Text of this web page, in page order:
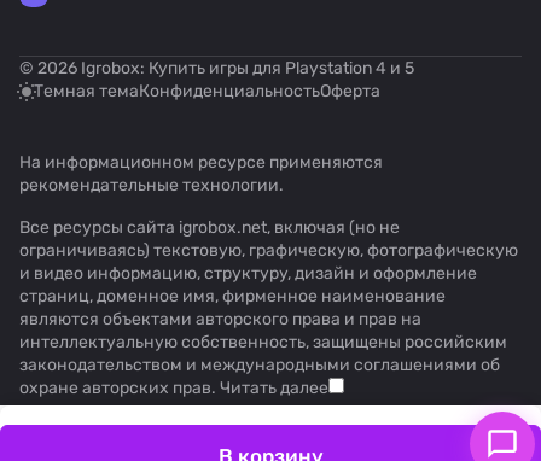
В корзину
© 2026 Igrobox: Купить игры для Playstation 4 и 5
Темная темаКонфиденциальностьОферта
На информационном ресурсе применяются
рекомендательные технологии.
Все ресурсы сайта igrobox.net, включая (но не
ограничиваясь) текстовую, графическую, фотографическую
и видео информацию, структуру, дизайн и оформление
страниц, доменное имя, фирменное наименование
являются объектами авторского права и прав на
интеллектуальную собственность, защищены российским
законодательством и международными соглашениями об
охране авторских прав. Читать далее